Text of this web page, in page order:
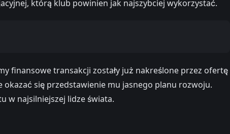
którą klub powinien jak najszybciej wykorzystać.
finansowe transakcji zostały już nakreślone przez ofertę
okazać się przedstawienie mu jasnego planu rozwoju.
w najsilniejszej lidze świata.